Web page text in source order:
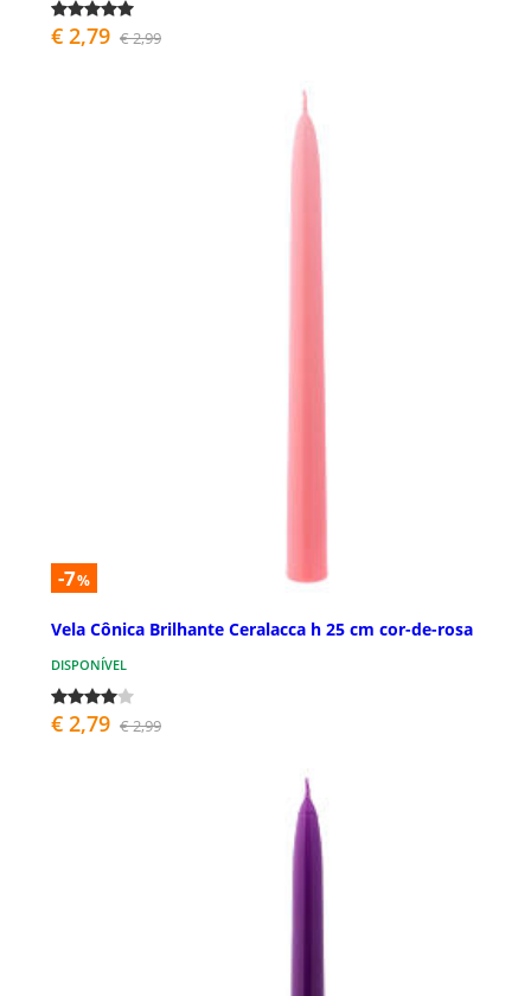
€ 2,79 € 2,99
-7%
Vela Cônica Brilhante Ceralacca h 25 cm cor-de-rosa
DISPONÍVEL
€ 2,79 € 2,99